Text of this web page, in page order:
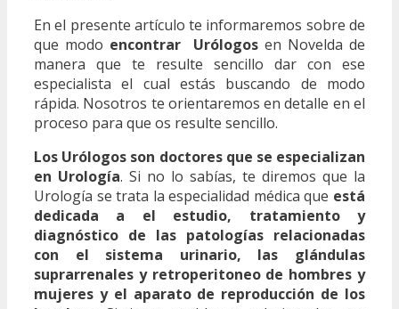
En el presente artículo te informaremos sobre de
que modo encontrar Urólogos en Novelda de
manera que te resulte sencillo dar con ese
especialista el cual estás buscando de modo
rápida. Nosotros te orientaremos en detalle en el
proceso para que os resulte sencillo.
Los Urólogos son doctores que se especializan
en Urología. Si no lo sabías, te diremos que la
Urología se trata la especialidad médica que está
dedicada a el estudio, tratamiento y
diagnóstico de las patologías relacionadas
con el sistema urinario, las glándulas
suprarrenales y retroperitoneo de hombres y
mujeres y el aparato de reproducción de los